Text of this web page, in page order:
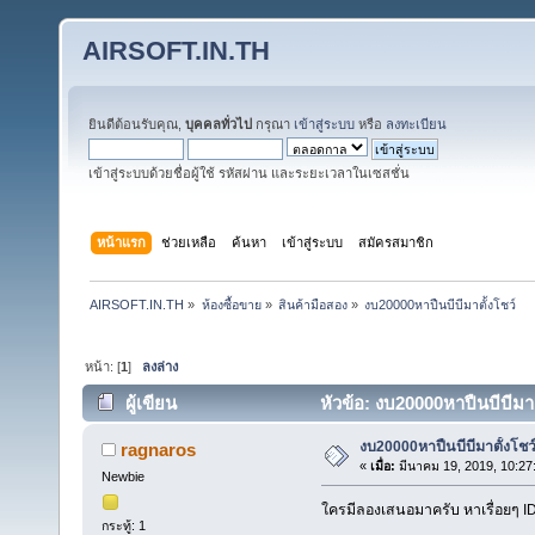
AIRSOFT.IN.TH
ยินดีต้อนรับคุณ, บุคคลทั่วไป กรุณา เข้าสู่ระบบ หรือ ลงทะเบียน
เข้าสู่ระบบด้วยชื่อผู้ใช้ รหัสผ่าน และระยะเวลาในเซสชั่น
หน้าแรก ช่วยเหลือ ค้นหา เข้าสู่ระบบ สมัครสมาชิก
AIRSOFT.IN.TH » ห้องซื้อขาย» สินค้ามือสอง» งบ20000หาปืนบีบีมาตั้งโชว์
หน้า: [1] ลงล่าง
ผู้เขียน หัวข้อ: งบ20000หาปืนบีบีม
ragnaros
Newbie
กระทู้: 1
งบ20000หาปืนบีบีมาตั้งโชว์
« เมื่อ: มีนาคม 19, 2019,
ใครมีลองเสนอมาครับ หาเรื่อยๆ